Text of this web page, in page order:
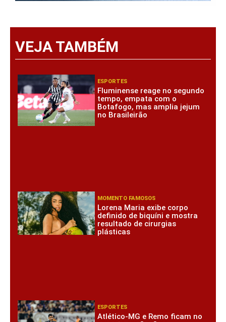
VEJA TAMBÉM
ESPORTES
Fluminense reage no segundo
tempo, empata com o
Botafogo, mas amplia jejum
no Brasileirão
MOMENTO FAMOSOS
Lorena Maria exibe corpo
definido de biquíni e mostra
resultado de cirurgias
plásticas
ESPORTES
Atlético-MG e Remo ficam no